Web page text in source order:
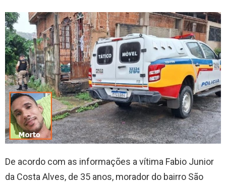
De acordo com as informações a vítima Fabio Junior
da Costa Alves, de 35 anos, morador do bairro São